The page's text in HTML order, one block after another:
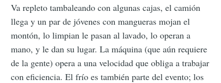
Va repleto tambaleando con algunas cajas, el camión
llega y un par de jóvenes con mangueras mojan el
montón, lo limpian le pasan al lavado, lo operan a
mano, y le dan su lugar. La máquina (que aún requiere
de la gente) opera a una velocidad que obliga a trabajar
con eficiencia. El frío es también parte del evento; los